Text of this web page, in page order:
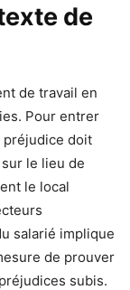
de
de travail en
Pour entrer
préjudice doit
le lieu de
le local
salarié implique
de prouver
subis.